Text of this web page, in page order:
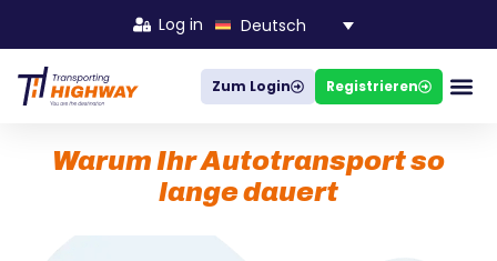
Log in Deutsch
Zum Login Registrieren
Warum Ihr Autotransport so
lange dauert